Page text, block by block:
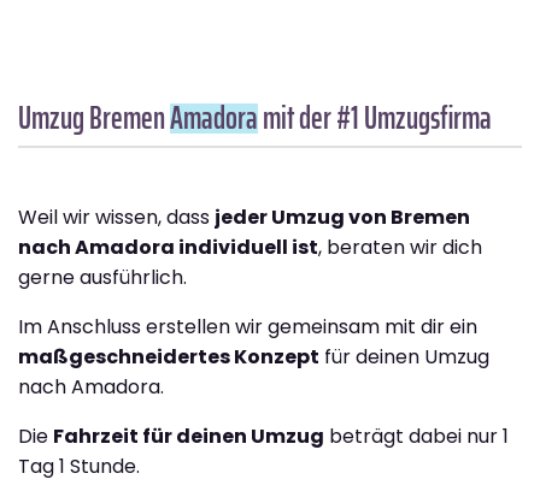
Umzug BremenAmadoramit der #1 Umzugsfirma
Weil wir wissen, dass jeder Umzug von Bremen
nach Amadora individuell ist, beraten wir dich
gerne ausführlich.
Im Anschluss erstellen wir gemeinsam mit dir ein
maßgeschneidertes Konzept für deinen Umzug
nach Amadora.
Die Fahrzeit für deinen Umzug beträgt dabei nur 1
Tag 1 Stunde.